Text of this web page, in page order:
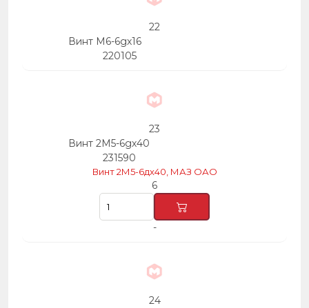
22
Винт М6-6gх16
220105
23
Винт 2М5-6gх40
231590
Винт 2М5-6дх40, МАЗ ОАО
6
-
24